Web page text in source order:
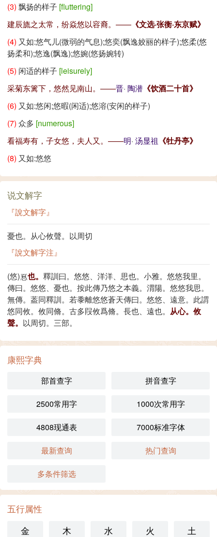
(3) 飘扬的样子 [fluttering]
建辰旒之太常，纷焱悠以容裔。—— 《文选·张衡·东京赋》
(4) 又如:悠气儿(微弱的气息);悠奕(飘逸姣丽的样子);悠柔(悠
扬柔和);悠逸(飘逸);悠婉(悠扬婉转)
(5) 闲适的样子 [leisurely]
采菊东篱下，悠然见南山。——晋· 陶潜 《饮酒二十首》
(6) 又如:悠闲;悠暇(闲适);悠溶(安闲的样子)
(7) 众多 [numerous]
看福寿有，子女悠，夫人又。——明· 汤显祖 《牡丹亭》
(8) 又如:悠悠
说文解字
『說文解字』
憂也。从心攸聲。以周切
『說文解字注』
(悠) 也。 釋訓曰。悠悠、洋洋、思也。小雅。悠悠我里。
傳曰。悠悠、憂也。按此傳乃悠之本義。渭陽。悠悠我思。
無傳。葢同釋訓。若黍離悠悠蒼天傳曰。悠悠、遠意。此謂
悠同攸。攸同脩。古多叚攸爲脩。長也、遠也。 从心。攸
聲。 以周切。三部。
康熙字典
部首查字 拼音查字
2500常用字 1000次常用字
4808现通表 7000标准字体
最新查询 热门查询
多条件筛选
五行属性
金
木 水 火 土